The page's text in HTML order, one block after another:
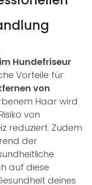
Hundefriseur
Vorteile für
von
Haar wird
von
reduziert. Zudem
der
auf diese
deines